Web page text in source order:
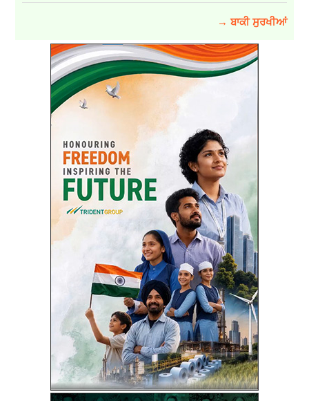
→ ਬਾਕੀ ਸੁਰਖੀਆਂ